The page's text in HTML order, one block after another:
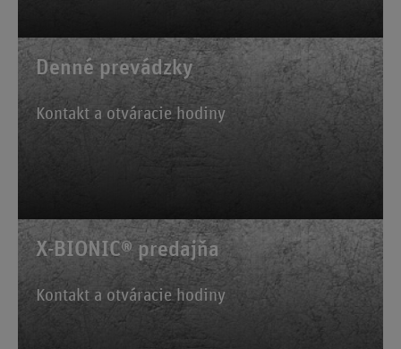
Denné prevádzky
Kontakt a otváracie hodiny
X-BIONIC® predajňa
Kontakt a otváracie hodiny